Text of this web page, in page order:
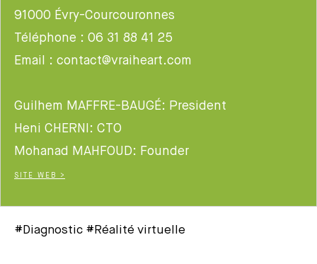
91000 Évry-Courcouronnes
Téléphone : 06 31 88 41 25
Email : contact@vraiheart.com
Guilhem MAFFRE-BAUGÉ: President
Heni CHERNI: CTO
Mohanad MAHFOUD: Founder
SITE WEB >
#Diagnostic #Réalité virtuelle